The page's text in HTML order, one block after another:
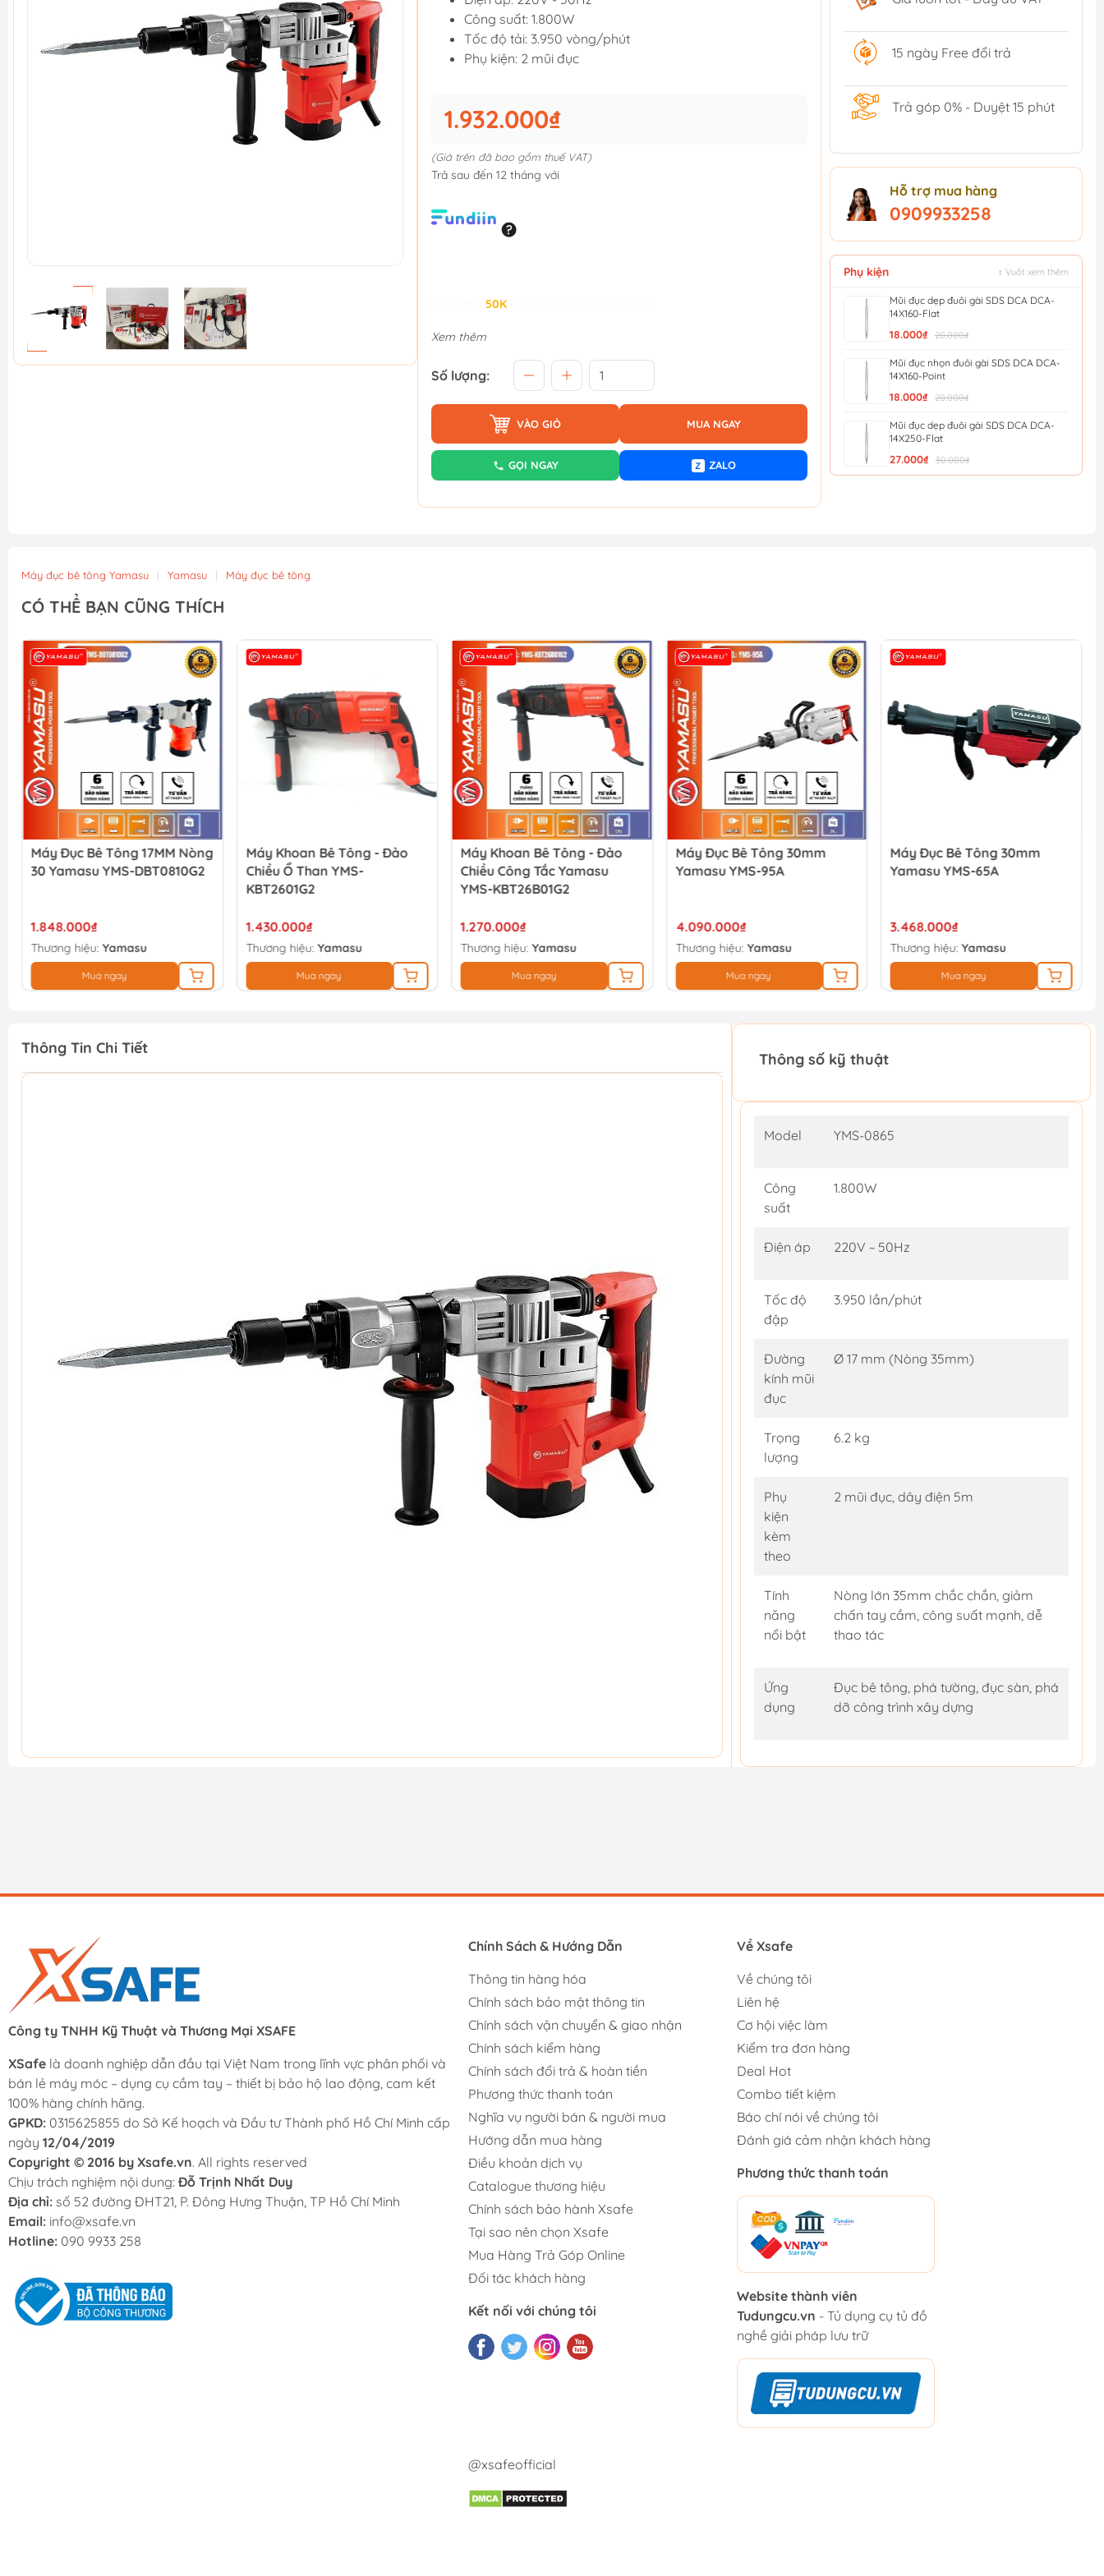
Công suất: 1.800W
Tốc độ tải: 3.950 vòng/phút
Phụ kiện: 2 mũi đục
1.932.000₫
(Giá trên đã bao gồm thuế VAT)
Trả sau đến 12 tháng với
50K
Xem thêm
Số lượng:
VÀO GIỎ MUA NGAY
GỌI NGAY Z ZALO
15 ngày Free đổi trả
Trả góp 0% - Duyệt 15 phút
Hỗ trợ mua hàng
0909933258
Phụ kiện ↕ Vuốt xem thêm
Mũi đục dẹp đuôi gài SDS DCA DCA-
14X160-Flat
18.000₫ 20.000₫
Mũi đục nhọn đuôi gài SDS DCA DCA-
14X160-Point
18.000₫ 20.000₫
Mũi đục dẹp đuôi gài SDS DCA DCA-
14X250-Flat
27.000₫ 30.000₫
27.900₫ 31.000₫
Máy đục bê tông Yamasu | Yamasu | Máy đục bê tông
CÓ THỂ BẠN CŨNG THÍCH
Máy Đục Bê Tông 17MM Nòng
30 Yamasu YMS-DBT0810G2
1.848.000₫
Thương hiệu:Yamasu
Mua ngay
Máy Khoan Bê Tông - Đảo
Chiều Ổ Than YMS-
KBT2601G2
1.430.000₫
Thương hiệu:Yamasu
Mua ngay
Máy Khoan Bê Tông - Đảo
Chiều Công Tắc Yamasu
YMS-KBT26B01G2
1.270.000₫
Thương hiệu:Yamasu
Mua ngay
Máy Đục Bê Tông 30mm
Yamasu YMS-95A
4.090.000₫
Thương hiệu:Yamasu
Mua ngay
Máy Đục Bê Tông 30mm
Yamasu YMS-65A
3.468.000₫
Thương hiệu:Yamasu
Mua ngay
Thông Tin Chi Tiết
Thông số kỹ thuật
Model YMS-0865
Công
suất
1.800W
Điện áp 220V ~ 50Hz
Tốc độ
đập
3.950 lần/phút
Đường
kính mũi
đục
Ø 17 mm (Nòng 35mm)
Trọng
lượng
6.2 kg
Phụ
kiện
kèm
theo
2 mũi đục, dây điện 5m
Tính
năng
nổi bật
Nòng lớn 35mm chắc chắn, giảm
chấn tay cầm, công suất mạnh, dễ
thao tác
Ứng
dụng
Đục bê tông, phá tường, đục sàn, phá
dỡ công trình xây dựng
Công ty TNHH Kỹ Thuật và Thương Mại XSAFE
XSafe là doanh nghiệp dẫn đầu tại Việt Nam trong lĩnh vực phân phối và
bán lẻ máy móc – dụng cụ cầm tay – thiết bị bảo hộ lao động, cam kết
100% hàng chính hãng.
GPKD: 0315625855 do Sở Kế hoạch và Đầu tư Thành phố Hồ Chí Minh cấp
ngày 12/04/2019
Copyright © 2016 by Xsafe.vn. All rights reserved
Chịu trách nghiệm nội dung: Đỗ Trịnh Nhất Duy
Địa chỉ: số 52 đường ĐHT21, P. Đông Hưng Thuận, TP Hồ Chí Minh
Email: info@xsafe.vn
Hotline: 090 9933 258
Chính Sách & Hướng Dẫn
Thông tin hàng hóa
Chính sách bảo mật thông tin
Chính sách vận chuyển & giao nhận
Chính sách kiểm hàng
Chính sách đổi trả & hoàn tiền
Phương thức thanh toán
Nghĩa vụ người bán & người mua
Hướng dẫn mua hàng
Điều khoản dịch vụ
Catalogue thương hiệu
Chính sách bảo hành Xsafe
Tại sao nên chọn Xsafe
Mua Hàng Trả Góp Online
Đối tác khách hàng
Kết nối với chúng tôi
Về Xsafe
Về chúng tôi
Liên hệ
Cơ hội việc làm
Kiểm tra đơn hàng
Deal Hot
Combo tiết kiệm
Báo chí nói về chúng tôi
Đánh giá cảm nhận khách hàng
Phương thức thanh toán
Website thành viên
Tudungcu.vn - Tủ dụng cụ tủ đồ
nghề giải pháp lưu trữ
@xsafeofficial